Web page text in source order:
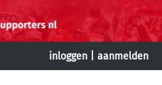
inloggen aanmelden